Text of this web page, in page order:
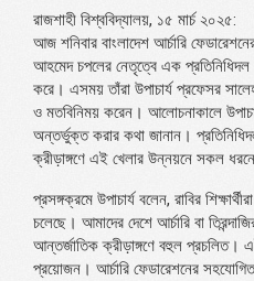
রাজশাহী বিশ্ববিদ্যালয়, ১৫ মার্চ ২০২৫:
আজ শনিবার বাংলাদেশ আর্চারি
আহমেদ চপলের নেতৃত্বে এক প্রতিনিধিদল
করে। এসময় তাঁরা উপাচার্য প্রফেসর
ও মতবিনিময় করেন। আলোচনাকালে
অন্তর্ভুক্ত করার কথা জানান।
ক্রীড়াঙ্গণে এই খেলার উন্নয়নে সকল
প্রসঙ্গক্রমে উপাচার্য বলেন, রাবির
চলেছে। আমাদের দেশে আর্চারি বা
আন্তর্জাতিক ক্রীড়াঙ্গণে বহুল প্রচলিত।
প্রয়োজন। আর্চারি ফেডারেশনের